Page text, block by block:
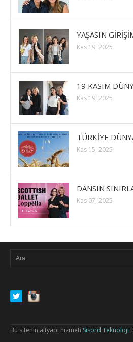
YAŞASIN
Kas 19, 2025
19 KASIM
Kas 19, 2025
TÜRKİYE
Kas 15, 2025
DANSIN
Kas 07, 2025
Bu sitenin altyapı hizmeti Sisord Teknoloji